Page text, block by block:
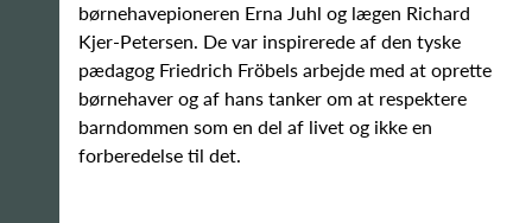
børnehavepioneren Erna Juhl og lægen Richard
Kjer-Petersen. De var inspirerede af den tyske
pædagog Friedrich Fröbels arbejde med at oprette
børnehaver og af hans tanker om at respektere
barndommen som en del af livet og ikke en
forberedelse til det.